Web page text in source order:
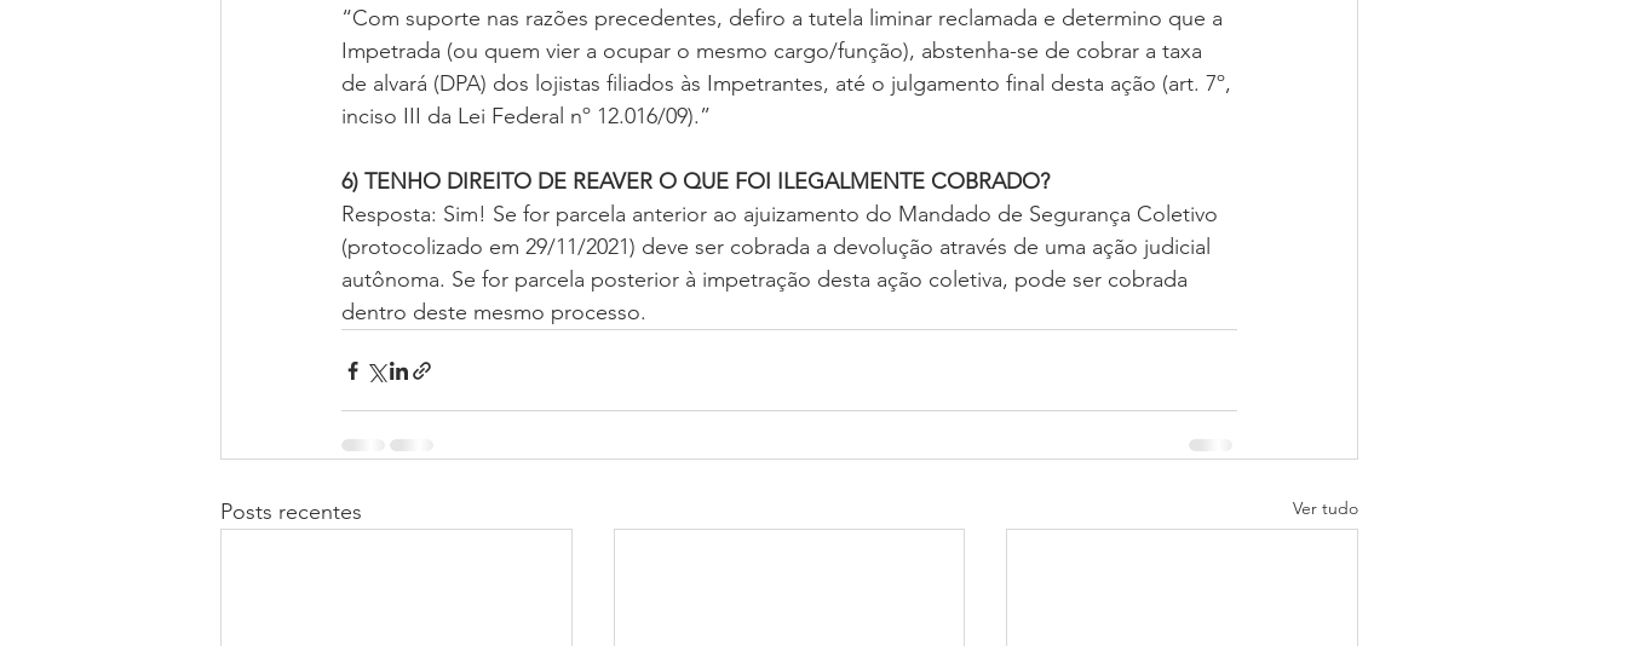
“Com suporte nas razões precedentes, defiro a tutela liminar reclamada e determino que a
Impetrada (ou quem vier a ocupar o mesmo cargo/função), abstenha-se de cobrar a taxa
de alvará (DPA) dos lojistas filiados às Impetrantes, até o julgamento final desta ação (art. 7º,
inciso III da Lei Federal nº 12.016/09).”
6) TENHO DIREITO DE REAVER O QUE FOI ILEGALMENTE COBRADO?
Resposta: Sim! Se for parcela anterior ao ajuizamento do Mandado de Segurança Coletivo
(protocolizado em 29/11/2021) deve ser cobrada a devolução através de uma ação judicial
autônoma. Se for parcela posterior à impetração desta ação coletiva, pode ser cobrada
dentro deste mesmo processo.
Posts recentes Ver tudo